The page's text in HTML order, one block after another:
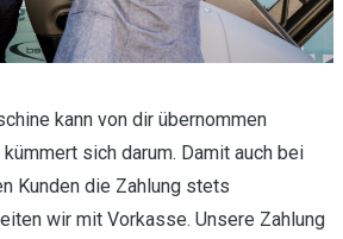
kann von dir übernommen
sich darum. Damit auch bei
Kunden die Zahlung stets
wir mit Vorkasse. Unsere Zahlung